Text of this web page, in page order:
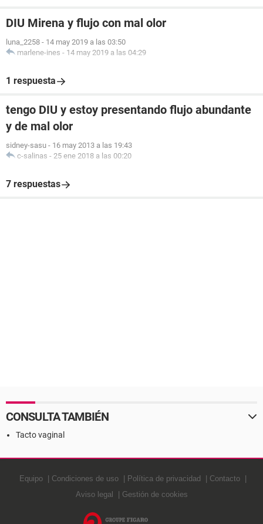
DIU Mirena y flujo con mal olor
luna_2258 - 14 may 2019 a las 03:50
marlene-ines - 14 may 2019 a las 04:29
1 respuesta
tengo DIU y estoy presentando flujo abundante
y de mal olor
sidney-sasu - 16 may 2013 a las 19:43
c-salinas - 25 ene 2018 a las 00:20
7 respuestas
CONSULTA TAMBIÉN
Tacto vaginal
Equipo Condiciones de uso Política de privacidad
Contacto
Aviso legal
Gestión de cookies